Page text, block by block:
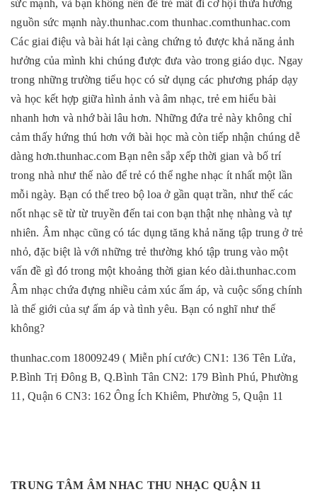
sức mạnh, và bạn không nên để trẻ mất đi cơ hội thừa hưởng
nguồn sức mạnh này.thunhac.com thunhac.comthunhac.com
Các giai điệu và bài hát lại càng chứng tỏ được khả năng ảnh
hưởng của mình khi chúng được đưa vào trong giáo dục. Ngay
trong những trường tiểu học có sử dụng các phương pháp dạy
và học kết hợp giữa hình ảnh và âm nhạc, trẻ em hiểu bài
nhanh hơn và nhớ bài lâu hơn. Những đứa trẻ này không chỉ
cảm thấy hứng thú hơn với bài học mà còn tiếp nhận chúng dễ
dàng hơn.thunhac.com Bạn nên sắp xếp thời gian và bố trí
trong nhà như thế nào để trẻ có thể nghe nhạc ít nhất một lần
mỗi ngày. Bạn có thể treo bộ loa ở gần quạt trần, như thế các
nốt nhạc sẽ từ từ truyền đến tai con bạn thật nhẹ nhàng và tự
nhiên. Âm nhạc cũng có tác dụng tăng khả năng tập trung ở trẻ
nhỏ, đặc biệt là với những trẻ thường khó tập trung vào một
vấn đề gì đó trong một khoảng thời gian kéo dài.thunhac.com
Âm nhạc chứa đựng nhiều cảm xúc ấm áp, và cuộc sống chính
là thế giới của sự ấm áp và tình yêu. Bạn có nghĩ như thế
không?
thunhac.com 18009249 ( Miễn phí cước) CN1: 136 Tên Lửa,
P.Bình Trị Đông B, Q.Bình Tân CN2: 179 Bình Phú, Phường
11, Quận 6 CN3: 162 Ông Ích Khiêm, Phường 5, Quận 11
TRUNG TÂM ÂM NHAC THU NHẠC QUẬN 11